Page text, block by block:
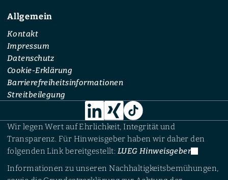
Allgemein
Kontakt
Impressum
Datenschutz
Cookie-Erklärung
Barrierefreiheitsinformationen
Streitbeilegung
Wir legen Wert auf Ehrlichkeit, Integrität und
Transparenz. Für Hinweisgeber haben wir daher den
folgenden Link bereitgestellt: LUEG Hinweisgeber
Informationen zu unseren Nachhaltigkeitsbemühungen,